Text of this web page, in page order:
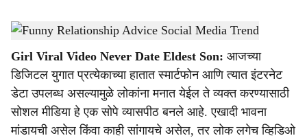
a
r
e
Viral Video- Dainik Gomantak
Girl Viral Video Never Date Eldest Son: आजच्या
डिजिटल युगात प्रत्येकाच्या हातात स्मार्टफोन आणि त्यात इंटरनेट
डेटा उपलब्ध असल्यामुळे लोकांना मनात येईल ते व्यक्त करण्यासाठी
सोशल मीडिया हे एक सोपे व्यासपीठ बनले आहे. एखादी भावना
मांडायची असेल किंवा काही सांगायचे असेल, तर लोक लगेच व्हिडिओ